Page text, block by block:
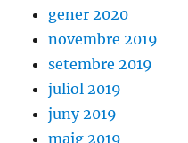
gener 2020
novembre 2019
setembre 2019
juliol 2019
juny 2019
maig 2019